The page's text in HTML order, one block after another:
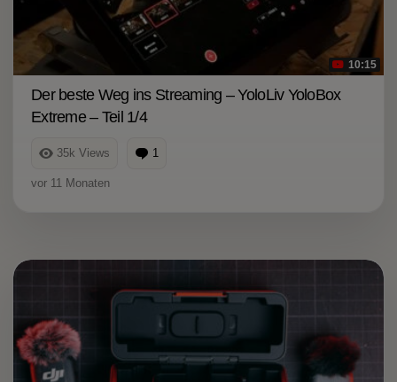
10:15
35k Views 1
Der beste Weg ins Streaming – YoloLiv YoloBox
Extreme – Teil 1/4
vor 11 Monaten